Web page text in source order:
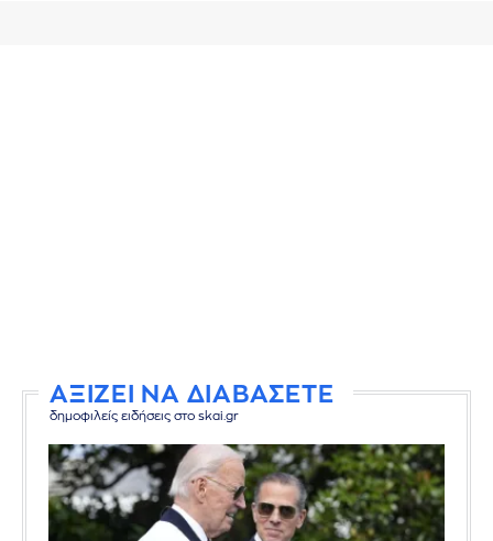
ΑΞΙΖΕΙ ΝΑ ΔΙΑΒΑΣΕΤΕ
δημοφιλείς ειδήσεις στο skai.gr